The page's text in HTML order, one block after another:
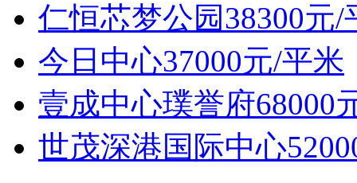
仁恒芯梦公园38300元/
今日中心37000元/平米
壹成中心璞誉府68000
世茂深港国际中心